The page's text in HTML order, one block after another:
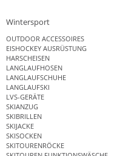
Wintersport
OUTDOOR ACCESSOIRES
EISHOCKEY AUSRÜSTUNG
HARSCHEISEN
LANGLAUFHOSEN
LANGLAUFSCHUHE
LANGLAUFSKI
LVS-GERÄTE
SKIANZUG
SKIBRILLEN
SKIJACKE
SKISOCKEN
SKITOURENRÖCKE